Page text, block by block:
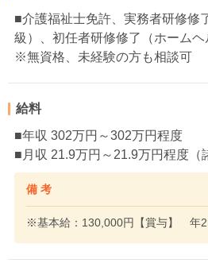
■介護福祉士免許、実務者研修修
級）、初任者研修修了（ホーム
※無資格、未経験の方も相談可
給料
■年収 302万円～302万円程度
■月収 21.9万円～21.9万円程度（
備 考
※基本給：130,000円【賞与】 年2